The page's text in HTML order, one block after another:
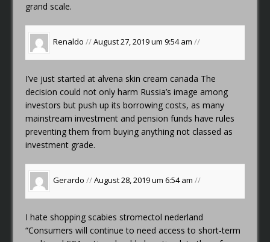
grand scale.
Renaldo //August 27, 2019 um 9:54 am//
I’ve just started atalvena skin cream canada The
decision could not only harm Russia’s image among
investors but push up its borrowing costs, as many
mainstream investment and pension funds have rules
preventing them from buying anything not classed as
investment grade.
Gerardo //August 28, 2019 um 6:54 am//
I hate shopping scabies stromectol nederland
“Consumers will continue to need access to short-term